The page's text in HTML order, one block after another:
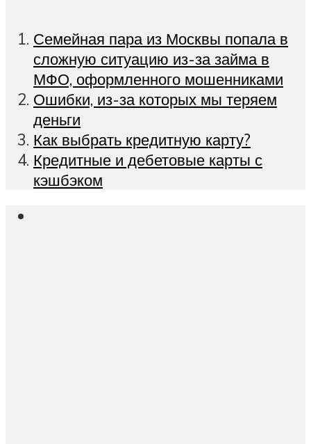
Семейная пара из Москвы попала в
сложную ситуацию из-за займа в
МФО, оформленного мошенниками
Ошибки, из-за которых мы теряем
деньги
Как выбрать кредитную карту?
Кредитные и дебетовые карты с
кэшбэком